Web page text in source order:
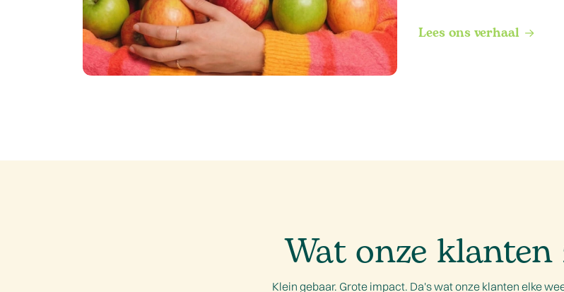
Lees ons verhaal
Wat onze klanten
Klein gebaar. Grote impact. Da's wat onze klanten elke